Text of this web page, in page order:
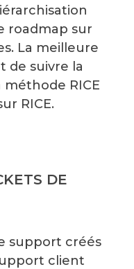
roadmap sur
La meilleure
de suivre la
RICE
RICE.
DE
support créés
client